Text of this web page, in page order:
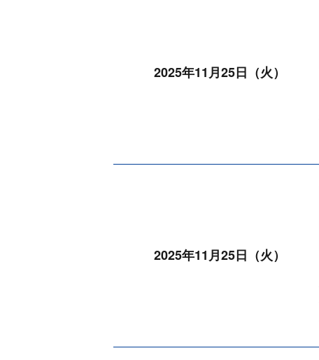
2025年11月25日（火）
2025年11月25日（火）